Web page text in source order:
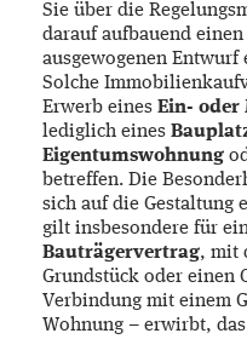
Sie über die
darauf aufbauend
ausgewogenen Entwurf
Solche
Erwerb eines Ein- oder
lediglich eines
Eigentumswohnung
betreffen. Die
sich auf die Gestaltung
gilt insbesondere für
Bauträgervertrag, mit
Grundstück oder einen
Verbindung mit einem
Wohnung – erwirbt,